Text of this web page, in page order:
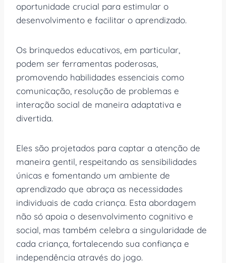
oportunidade crucial para estimular o
desenvolvimento e facilitar o aprendizado.
Os brinquedos educativos, em particular,
podem ser ferramentas poderosas,
promovendo habilidades essenciais como
comunicação, resolução de problemas e
interação social de maneira adaptativa e
divertida.
Eles são projetados para captar a atenção de
maneira gentil, respeitando as sensibilidades
únicas e fomentando um ambiente de
aprendizado que abraça as necessidades
individuais de cada criança. Esta abordagem
não só apoia o desenvolvimento cognitivo e
social, mas também celebra a singularidade de
cada criança, fortalecendo sua confiança e
independência através do jogo.